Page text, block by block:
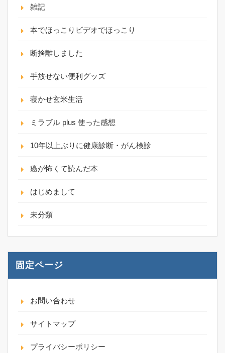
雑記
本でほっこりビデオでほっこり
断捨離しました
手放せない便利グッズ
寝かせ玄米生活
ミラブル plus 使った感想
10年以上ぶりに健康診断・がん検診
癌が怖くて読んだ本
はじめまして
未分類
固定ページ
お問い合わせ
サイトマップ
プライバシーポリシー